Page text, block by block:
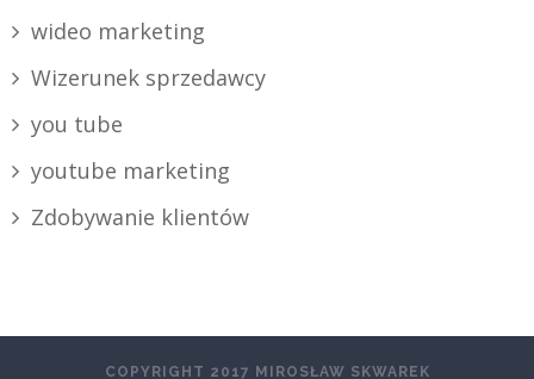
wideo marketing
Wizerunek sprzedawcy
you tube
youtube marketing
Zdobywanie klientów
COPYRIGHT 2017 MIROSŁAW SKWAREK